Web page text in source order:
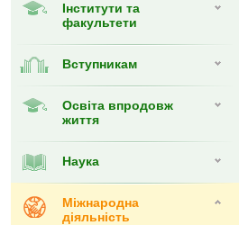
Інститути та
факультети
Вступникам
Освіта впродовж
життя
Наука
Міжнародна
діяльність